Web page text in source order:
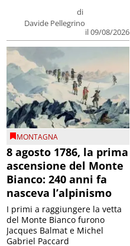
di
Davide Pellegrino
il 09/08/2026
MONTAGNA
8 agosto 1786, la prima
ascensione del Monte
Bianco: 240 anni fa
nasceva l’alpinismo
I primi a raggiungere la vetta
del Monte Bianco furono
Jacques Balmat e Michel
Gabriel Paccard